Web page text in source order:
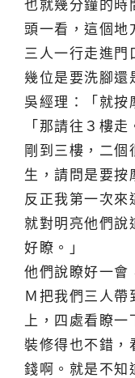
也就幾分鐘的時
頭一看，這個地
三人一行走進門
幾位是要洗腳還
吳經理：「就按
「那請往３樓走
剛到三樓，二個
生，請問是要
反正我第一次來
就對明亮他們說
好瞭。」
他們說瞭好一會
Ｍ把我們三人
上，四處看瞭
裝修得也不錯，
錢啊。就是不知